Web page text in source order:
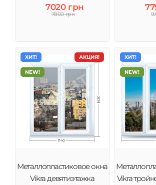
7020 грн
7800 грн
АКЦИЯ!
ХИТ!
NEW!
Металлопластиковое окна
Vikra девятиэтажка
ХИТ!
NEW!
Vikra